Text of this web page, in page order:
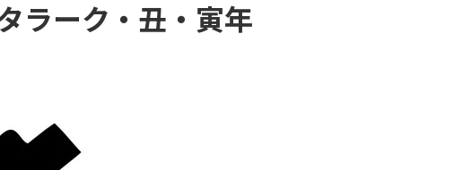
ラーク・丑・寅年